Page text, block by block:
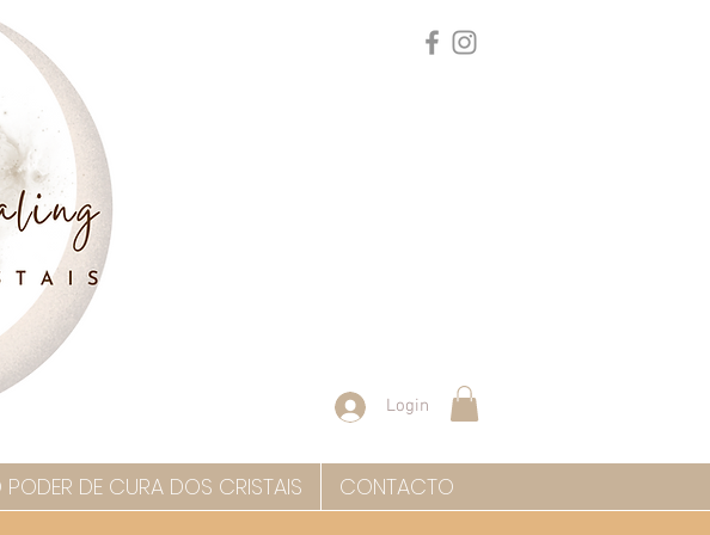
Login
PODER DE CURA DOS CRISTAIS CONTACTO